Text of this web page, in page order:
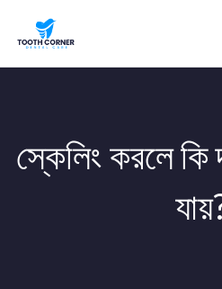
Best Dentist
স্কেলিং করলে কি